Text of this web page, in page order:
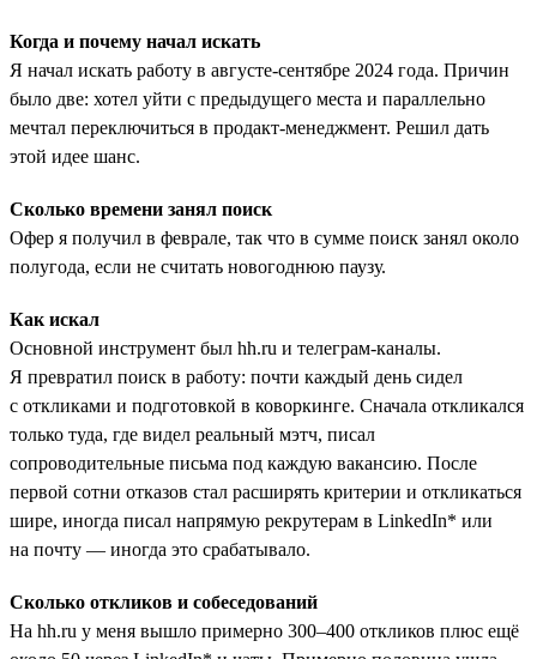
Когда и почему начал искать
Я начал искать работу в августе-сентябре 2024 года. Причин
было две: хотел уйти с предыдущего места и параллельно
мечтал переключиться в продакт-менеджмент. Решил дать
этой идее шанс.
Сколько времени занял поиск
Офер я получил в феврале, так что в сумме поиск занял около
полугода, если не считать новогоднюю паузу.
Как искал
Основной инструмент был hh.ru и телеграм-каналы.
Я превратил поиск в работу: почти каждый день сидел
с откликами и подготовкой в коворкинге. Сначала откликался
только туда, где видел реальный мэтч, писал
сопроводительные письма под каждую вакансию. После
первой сотни отказов стал расширять критерии и откликаться
шире, иногда писал напрямую рекрутерам в LinkedIn* или
на почту — иногда это срабатывало.
Сколько откликов и собеседований
На hh.ru у меня вышло примерно 300–400 откликов плюс ещё